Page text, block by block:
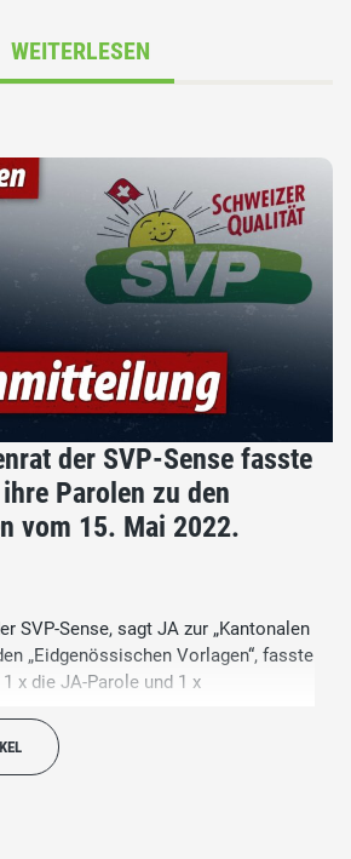
WEITERLESEN
der SVP-Sense fasste
Parolen zu den
vom 15. Mai 2022.
SVP-Sense, sagt JA zur „Kantonalen
„Eidgenössischen Vorlagen“, fasste
x die JA-Parole und 1 x